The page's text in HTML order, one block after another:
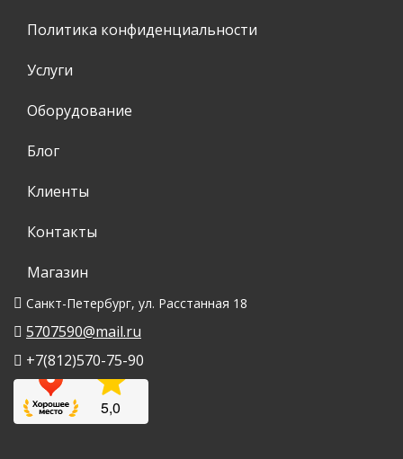
Политика конфиденциальности
Услуги
Оборудование
Блог
Клиенты
Контакты
Магазин
Санкт-Петербург, ул. Расстанная 18
5707590@mail.ru
+7(812)570-75-90